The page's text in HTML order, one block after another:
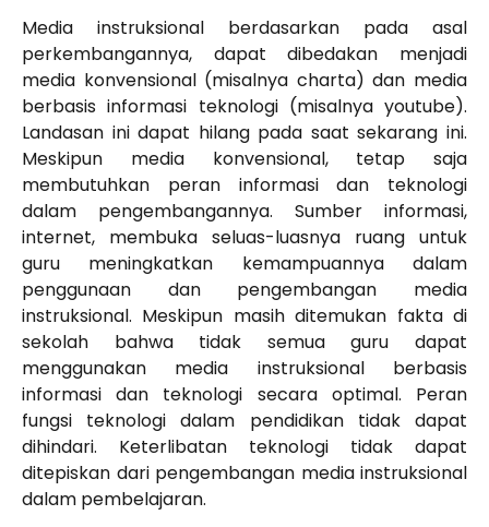
Media instruksional berdasarkan pada asal
perkembangannya, dapat dibedakan menjadi
media konvensional (misalnya charta) dan media
berbasis informasi teknologi (misalnya youtube).
Landasan ini dapat hilang pada saat sekarang ini.
Meskipun media konvensional, tetap saja
membutuhkan peran informasi dan teknologi
dalam pengembangannya. Sumber informasi,
internet, membuka seluas-luasnya ruang untuk
guru meningkatkan kemampuannya dalam
penggunaan dan pengembangan media
instruksional. Meskipun masih ditemukan fakta di
sekolah bahwa tidak semua guru dapat
menggunakan media instruksional berbasis
informasi dan teknologi secara optimal. Peran
fungsi teknologi dalam pendidikan tidak dapat
dihindari. Keterlibatan teknologi tidak dapat
ditepiskan dari pengembangan media instruksional
dalam pembelajaran.